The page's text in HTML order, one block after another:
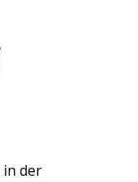
in der